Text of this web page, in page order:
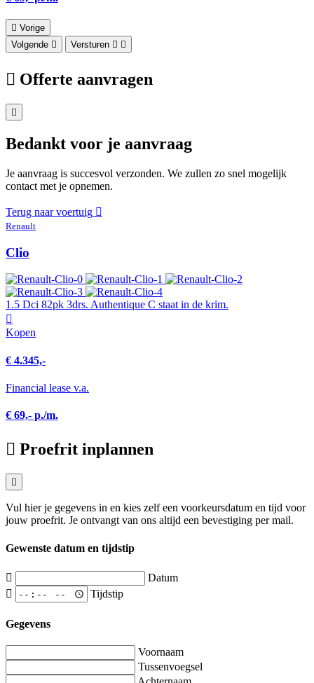
Vorige
Volgende
Versturen
Offerte aanvragen
Bedankt voor je aanvraag
Je aanvraag is succesvol verzonden. We zullen zo snel mogelijk
contact met je opnemen.
Terug naar voertuig
Renault
Clio
1.5 Dci 82pk 3drs. Authentique C staat in de krim.
Kopen
€ 4.345,-
Financial lease v.a.
€ 69,- p./m.
Proefrit inplannen
Vul hier je gegevens in en kies zelf een voorkeursdatum en tijd voor
jouw proefrit. Je ontvangt van ons altijd een bevestiging per mail.
Gewenste datum en tijdstip
Datum
Tijdstip
Gegevens
Voornaam
Tussenvoegsel